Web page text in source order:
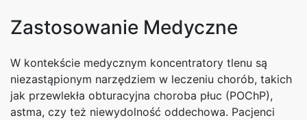
Zastosowanie Medyczne
W kontekście medycznym koncentratory tlenu są
niezastąpionym narzędziem w leczeniu chorób, takich
jak przewlekła obturacyjna choroba płuc (POChP),
astma, czy też niewydolność oddechowa. Pacjenci